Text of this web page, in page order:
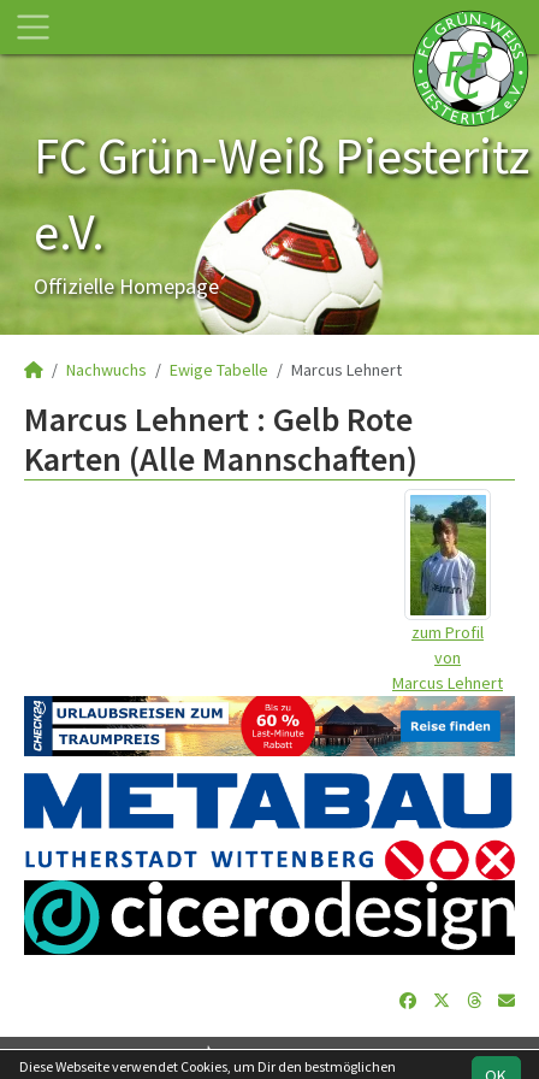
FC Grün-Weiß Piesteritz
e.V.
Offizielle Homepage
Nachwuchs Ewige Tabelle Marcus Lehnert
Marcus Lehnert : Gelb Rote
Karten (Alle Mannschaften)
zum Profil
von
Marcus Lehnert
soccero.de
Diese Webseite verwendet Cookies, um Dir den bestmöglichen